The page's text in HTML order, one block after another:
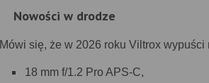
Nowości w drodze
Mówi się, że w 2026 roku Viltrox
18 mm f/1.2 Pro APS-C,